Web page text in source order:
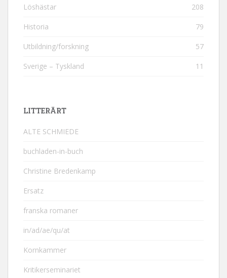
Löshästar 208
Historia 79
Utbildning/forskning 57
Sverige – Tyskland 11
LITTERÄRT
ALTE SCHMIEDE
buchladen-in-buch
Christine Bredenkamp
Ersatz
franska romaner
in/ad/ae/qu/at
Kornkammer
Kritikerseminariet